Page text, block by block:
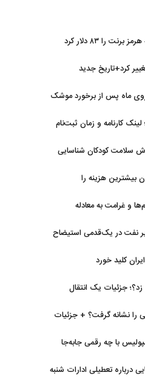
را ۸۳ دلار کرد
کرد+تاریخ جدید
روی ماه پس از برخورد موشک
کارنامه و زمان ثبت‌نام
سلامت کودکان شناسایی
بیشترین هزینه را
و غرامت به معادله
نفت در یک‌قدمی استیضاح
جزئیات یک انتقال
را نشانه گرفت؟ + جزئیات
با چه رقمی جابه‌جا
درباره تعطیلی ادارات شنبه